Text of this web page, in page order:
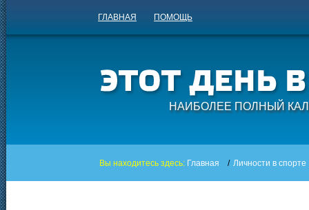
ГЛАВНАЯ ПОМОЩЬ
НАИБОЛЕЕ ПОЛНЫЙ
Вы находитесь здесь: Главная / Личности в спорте